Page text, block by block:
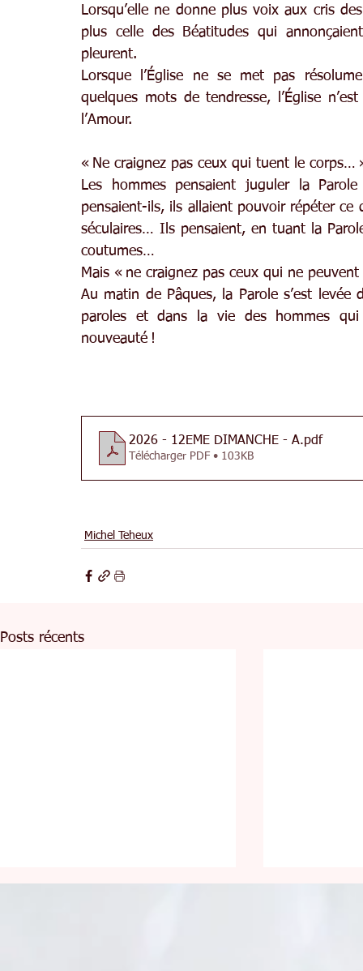
Lorsqu’elle ne donne plus voix aux cris
plus celle des Béatitudes qui
pleurent.
Lorsque l’Église ne se met pas
quelques mots de tendresse, l’Église
l’Amour.
« Ne craignez pas ceux qui tuent le corps…
Les hommes pensaient juguler la
pensaient-ils, ils allaient pouvoir répéter
séculaires… Ils pensaient, en tuant la
coutumes…
Mais « ne craignez pas ceux qui ne peuvent
Au matin de Pâques, la Parole s’est
paroles et dans la vie des hommes
nouveauté !
2026 - 12EME DIMANCHE - A.pdf
Télécharger PDF • 103KB
Michel Teheux
Posts récents